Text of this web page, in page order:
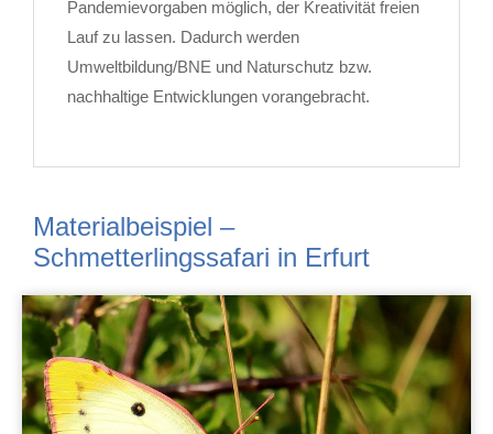
Pandemievorgaben möglich, der Kreativität freien
Lauf zu lassen. Dadurch werden
Umweltbildung/BNE und Naturschutz bzw.
nachhaltige Entwicklungen vorangebracht.
Materialbeispiel –
Schmetterlingssafari in Erfurt